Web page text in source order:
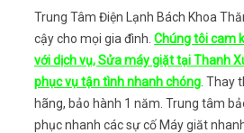
Trung Tâm Điện Lạnh Bách Khoa
cậy cho mọi gia đình. Chúng tôi cam
với dịch vụ, Sửa máy giặt tại Thanh
phục vụ tận tình nhanh chóng . Thay
hãng, bảo hành 1 năm. Trung tâm
phục nhanh các sự cố Máy giăt